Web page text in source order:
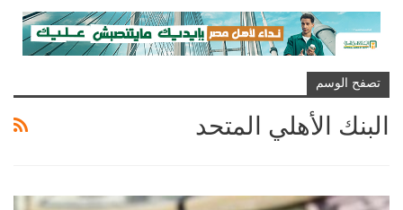
تصفح الوسم
البنك الأهلي المتحد